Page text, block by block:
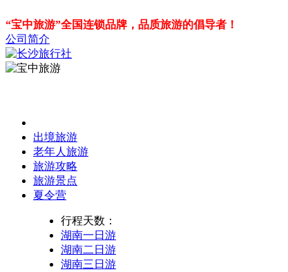
“宝中旅游”全国连锁品牌，品质旅游的倡导者！
公司简介
出境旅游
老年人旅游
旅游攻略
旅游景点
夏令营
行程天数：
湖南一日游
湖南二日游
湖南三日游